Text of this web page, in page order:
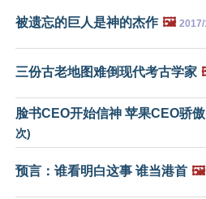
被遗忘的巨人是神的杰作 🖼️ 2017/
三份古老地图难倒现代考古学家
脸书CEO开始信神 苹果CEO骄
次)
预言：谁看明白这事 谁当港首 🖼️